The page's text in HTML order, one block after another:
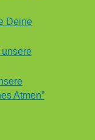
Deine
Atmen”